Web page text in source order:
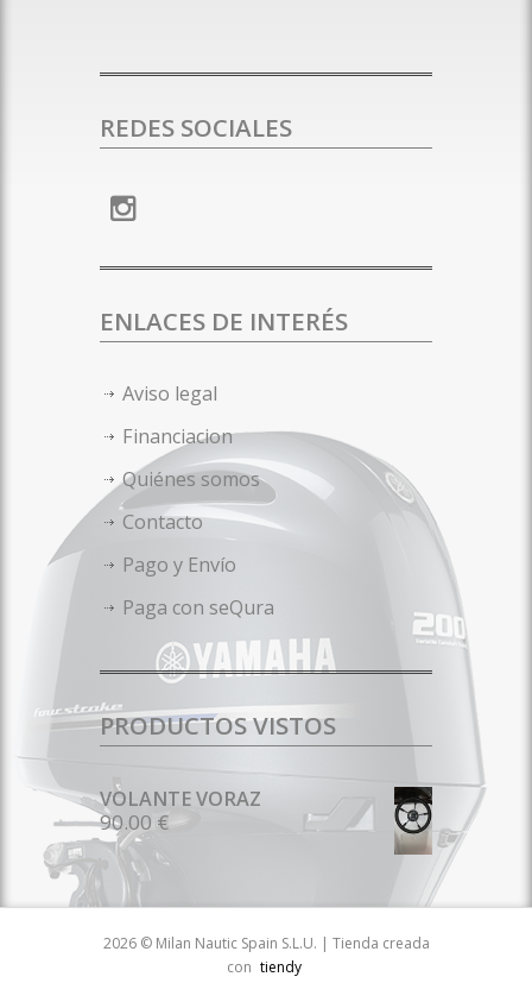
REDES SOCIALES
ENLACES DE INTERÉS
Aviso legal
Financiacion
Quiénes somos
Contacto
Pago y Envío
Paga con seQura
PRODUCTOS VISTOS
VOLANTE VORAZ
90.00 €
2026 © Milan Nautic Spain S.L.U. | Tienda creada
con tiendy